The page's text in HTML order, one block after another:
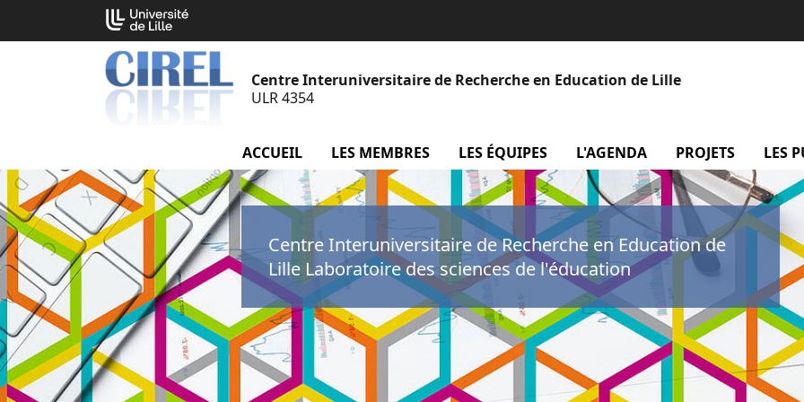
Centre Interuniversitaire de Recherche en Education de Lille
ULR 4354
ACCUEIL LES MEMBRES menu Les membres
LES ÉQUIPES menu Les équipes
L'AGENDA menu L'agenda
PROJETS menu
LES
Centre Interuniversitaire de Recherche en Education de
Lille Laboratoire des sciences de l'éducation
Cookies management panel